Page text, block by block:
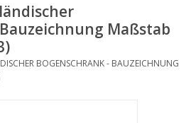
Maßstab
BOGENSCHRANK - BAUZEICHNUNG